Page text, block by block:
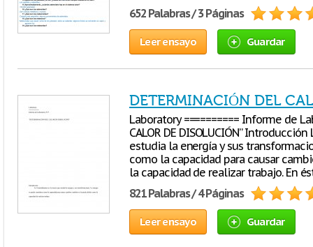
652 Palabras / 3 Páginas
Leer ensayo Guardar
DETERMINACIÓN DEL
Laboratory ========== Informe de
CALOR DE DISOLUCIÓN”
estudia la energía y sus
como la capacidad para causar
la capacidad de realizar trabajo. En
821 Palabras / 4 Páginas
Leer ensayo Guardar